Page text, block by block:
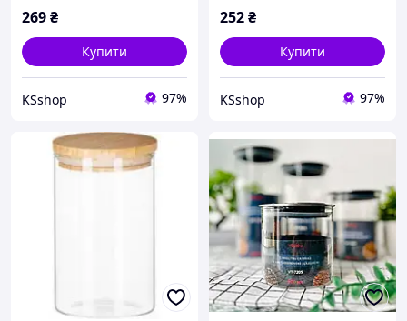
269₴
Купити
KSshop 97%
252₴
Купити
KSshop 97%